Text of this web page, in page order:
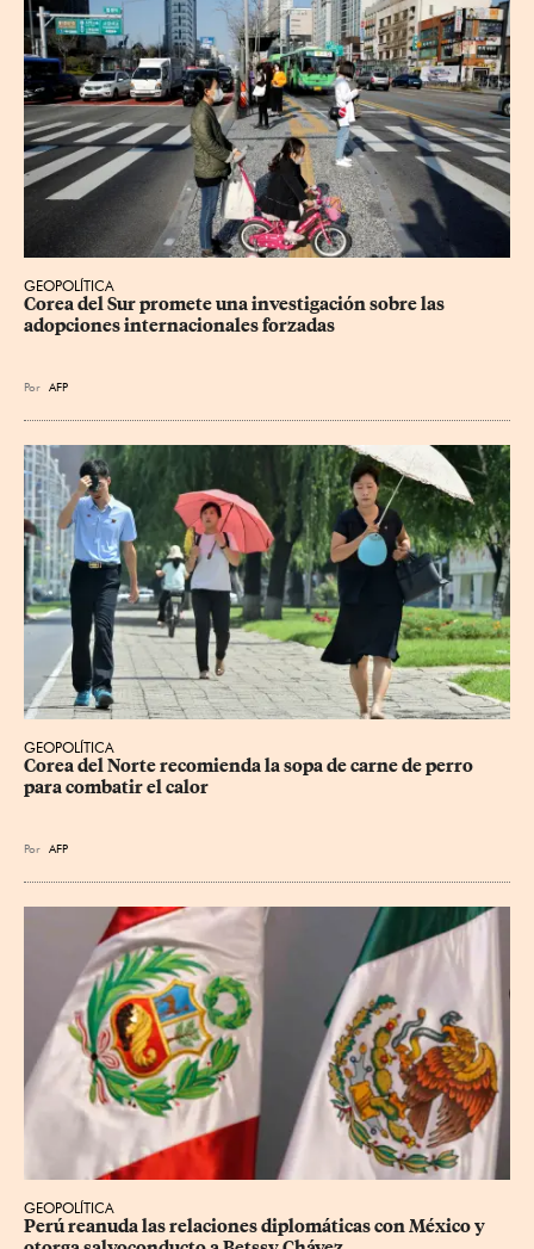
GEOPOLÍTICA
Corea del Sur promete una investigación sobre las
adopciones internacionales forzadas
Por AFP
GEOPOLÍTICA
Corea del Norte recomienda la sopa de carne de perro
para combatir el calor
Por AFP
GEOPOLÍTICA
Perú reanuda las relaciones diplomáticas con México y